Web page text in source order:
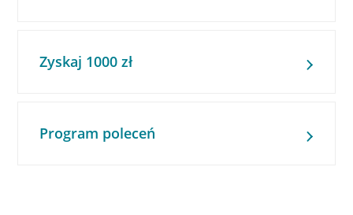
Zyskaj 1000 zł
Program poleceń